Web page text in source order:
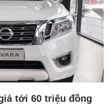
tới 60 triệu đồng